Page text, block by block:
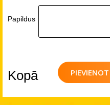
Papildus
Kopā